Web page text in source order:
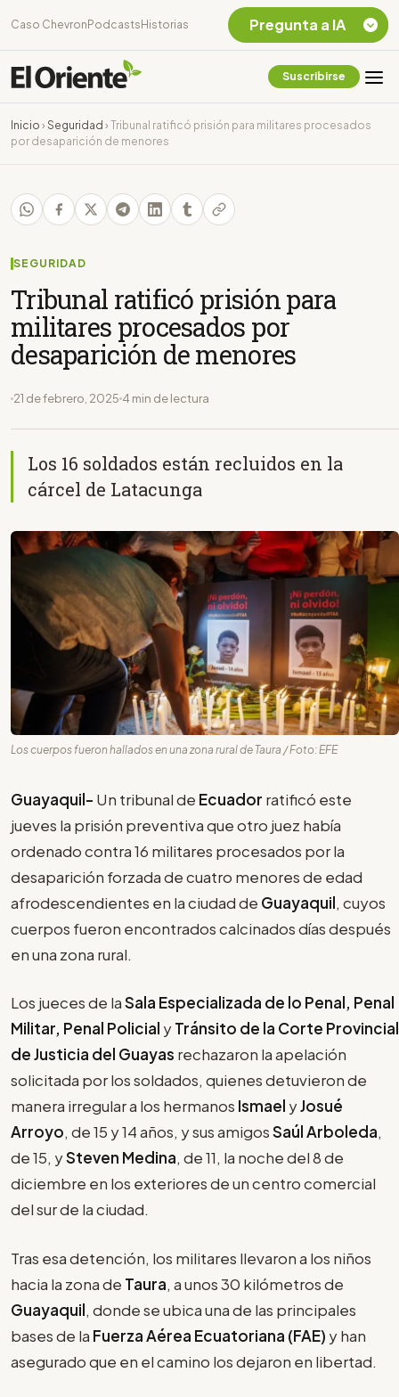
Caso Chevron Podcasts Historias
Suscribirse
Inicio › Seguridad › Tribunal ratificó prisión para militares procesados
por desaparición de menores
SEGURIDAD
Tribunal ratificó prisión para
militares procesados por
desaparición de menores
21 de febrero, 2025 4 min de lectura
Los 16 soldados están recluidos en la
cárcel de Latacunga
Los cuerpos fueron hallados en una zona rural de Taura / Foto: EFE
Guayaquil- Un tribunal de Ecuador ratificó este
jueves la prisión preventiva que otro juez había
ordenado contra 16 militares procesados por la
desaparición forzada de cuatro menores de edad
afrodescendientes en la ciudad de Guayaquil, cuyos
cuerpos fueron encontrados calcinados días después
en una zona rural.
Los jueces de laSala Especializada de lo Penal, Penal
Militar, Penal Policial yTránsito de la Corte Provincial
de Justicia del Guayas rechazaron la apelación
solicitada por los soldados, quienes detuvieron de
manera irregular a los hermanos Ismael yJosué
Arroyo, de 15 y 14 años, y sus amigosSaúl Arboleda,
de 15, ySteven Medina, de 11, la noche del 8 de
diciembre en los exteriores de un centro comercial
del sur de la ciudad.
Tras esa detención, los militares llevaron a los niños
hacia la zona de Taura, a unos 30 kilómetros de
Guayaquil, donde se ubica una de las principales
bases de la Fuerza Aérea Ecuatoriana (FAE) y han
asegurado que en el camino los dejaron en libertad.
Pregunta a IA
Chevron Ecuador